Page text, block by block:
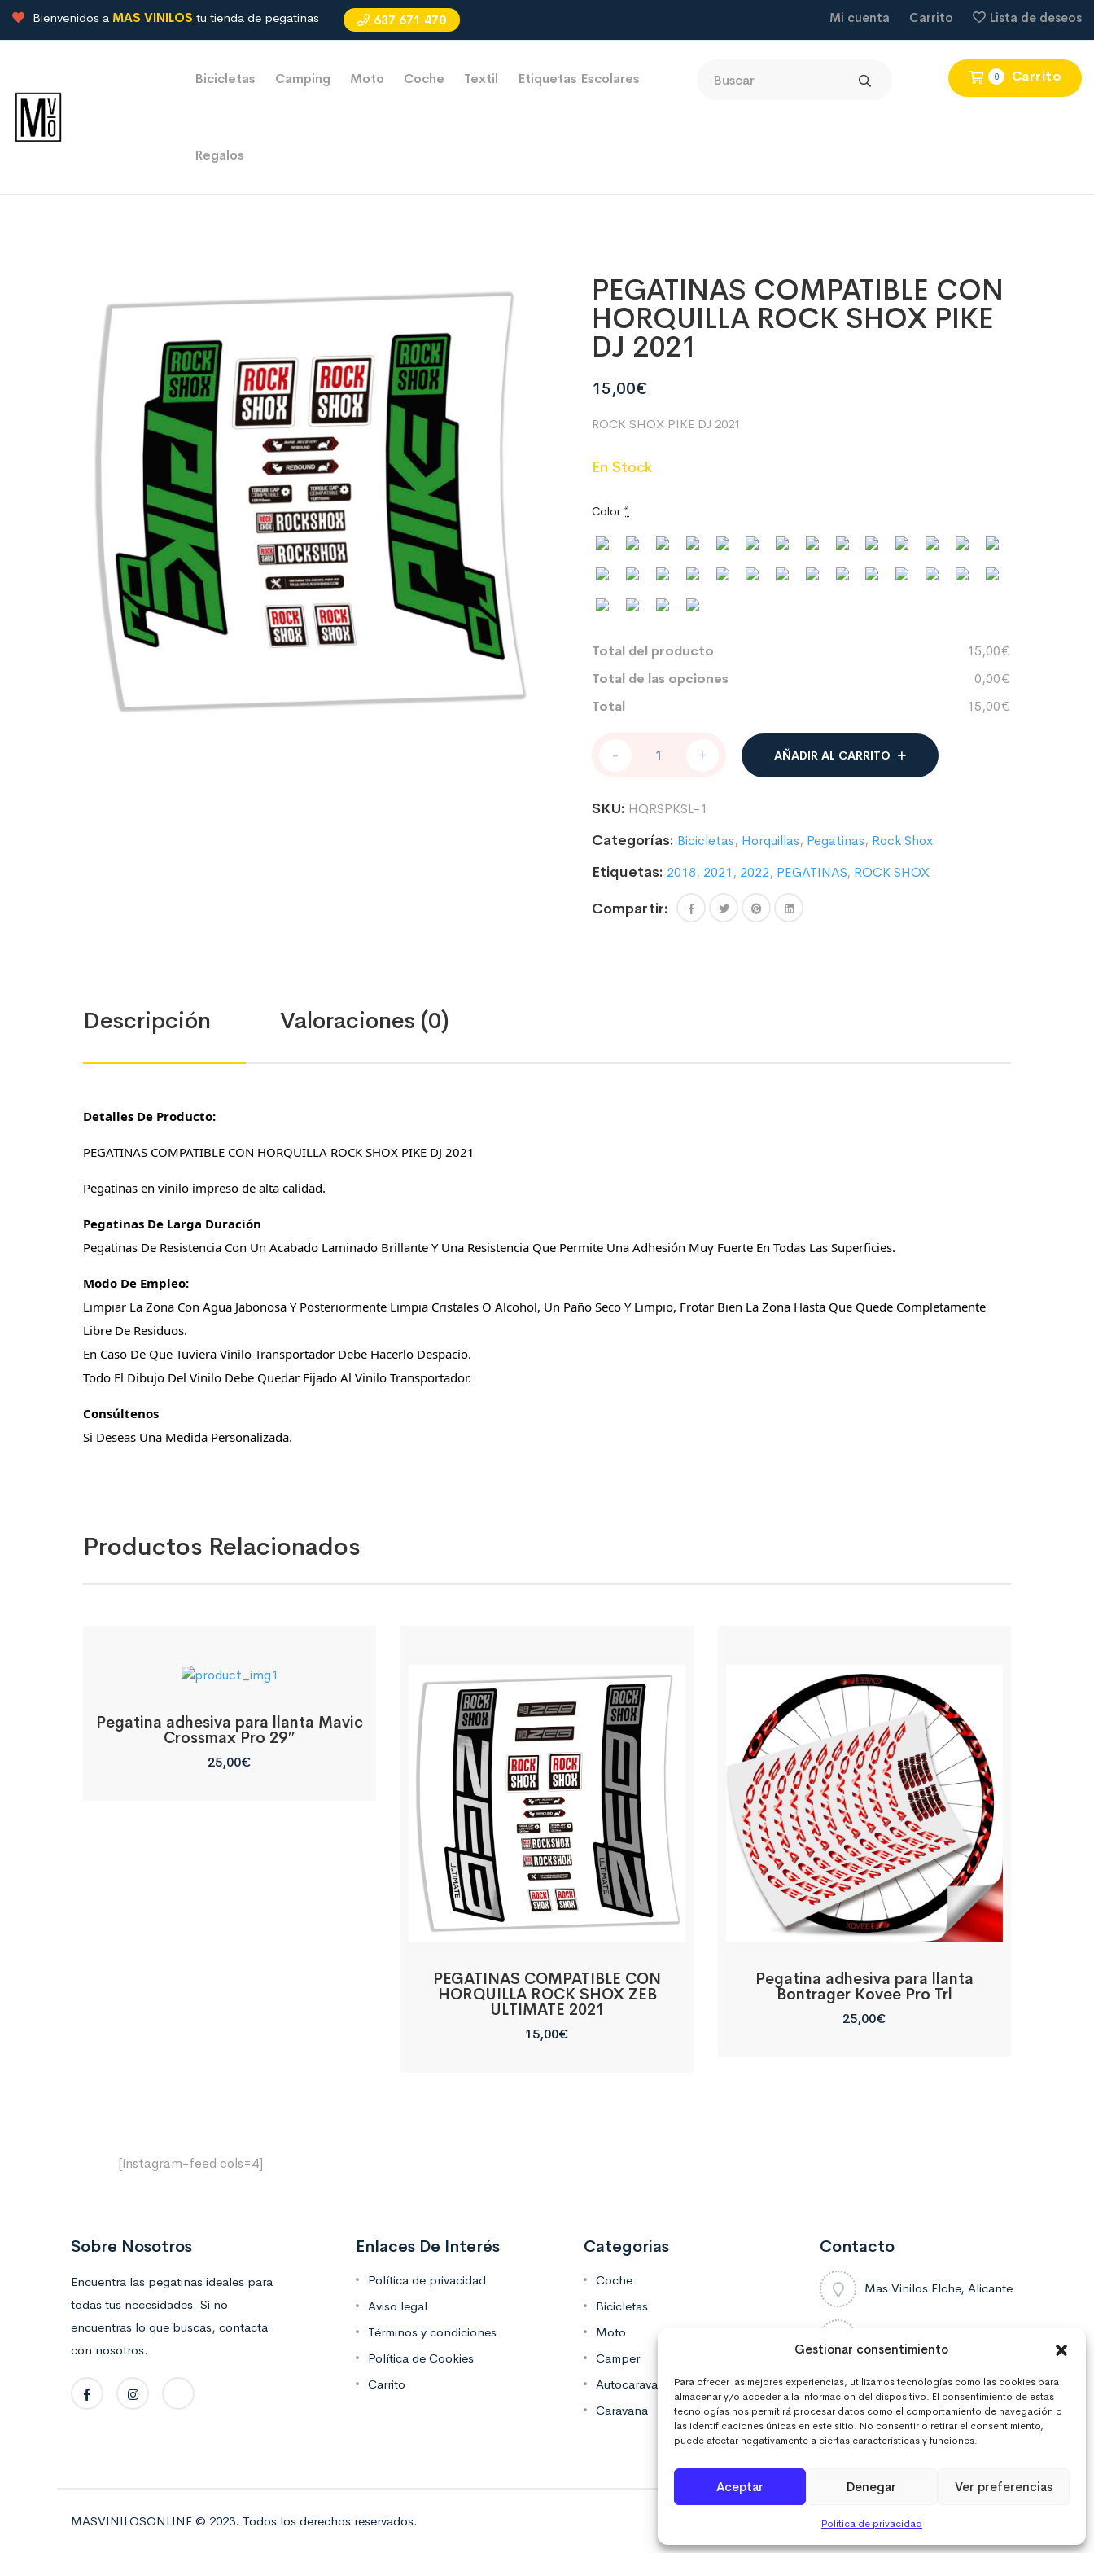
Gestionar consentimiento
Para ofrecer las mejores experiencias, utilizamos tecnologías como las cookies para
almacenar y/o acceder a la información del dispositivo. El consentimiento de estas
tecnologías nos permitirá procesar datos como el comportamiento de navegación o
las identificaciones únicas en este sitio. No consentir o retirar el consentimiento,
puede afectar negativamente a ciertas características y funciones.
Aceptar Denegar Ver preferencias
Política de privacidad
Bienvenidos a MAS VINILOS tu tienda de pegatinas 637 671 470 Mi cuenta Carrito Lista de deseos
0 Carrito
Bicicletas Camping Moto Coche Textil Etiquetas Escolares
Regalos
PEGATINAS COMPATIBLE CON
HORQUILLA ROCK SHOX PIKE
DJ 2021
15,00€
ROCK SHOX PIKE DJ 2021
En Stock
Color *
Total del producto
15,00€
Total de las opciones
0,00€
Total
15,00€
COMPATIBLE
ROCK
PIKE
2021
- + AÑADIR AL CARRITO
SKU: HQRSPKSL-1
Categorías: Bicicletas, Horquillas, Pegatinas, Rock Shox
Etiquetas: 2018, 2021 , 2022, PEGATINAS, ROCK SHOX
Compartir:
Descripción Valoraciones (0)
Detalles De Producto:
PEGATINAS COMPATIBLE CON HORQUILLA ROCK SHOX PIKE DJ 2021
Pegatinas en vinilo impreso de alta calidad.
Pegatinas De Larga Duración
Pegatinas De Resistencia Con Un Acabado Laminado Brillante Y Una Resistencia Que Permite Una Adhesión Muy Fuerte En Todas Las Superficies.
Modo De Empleo:
Limpiar La Zona Con Agua Jabonosa Y Posteriormente Limpia Cristales O Alcohol, Un Paño Seco Y Limpio, Frotar Bien La Zona Hasta Que Quede Completamente
Libre De Residuos.
En Caso De Que Tuviera Vinilo Transportador Debe Hacerlo Despacio.
Todo El Dibujo Del Vinilo Debe Quedar Fijado Al Vinilo Transportador.
Consúltenos
Si Deseas Una Medida Personalizada.
Productos Relacionados
Pegatina adhesiva para llanta Mavic
Crossmax Pro 29″
25,00€
PEGATINAS COMPATIBLE CON
HORQUILLA ROCK SHOX ZEB
ULTIMATE 2021
15,00€
Pegatina adhesiva para llanta
Bontrager Kovee Pro Trl
25,00€
[instagram-feed cols=4]
Sobre Nosotros
Encuentra las pegatinas ideales para
todas tus necesidades. Si no
encuentras lo que buscas, contacta
con nosotros.
Enlaces De Interés
Política de privacidad
Aviso legal
Términos y condiciones
Política de Cookies
Carrito
Categorias
Coche
Bicicletas
Moto
Camper
Autocaravana
Caravana
Contacto
Mas Vinilos Elche, Alicante
info@masvinilos.es
MASVINILOSONLINE © 2023. Todos los derechos reservados.